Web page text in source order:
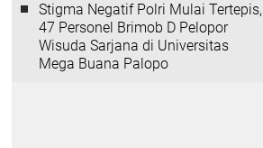
Stigma Negatif Polri Mulai Tertepis,
47 Personel Brimob D Pelopor
Wisuda Sarjana di Universitas
Mega Buana Palopo